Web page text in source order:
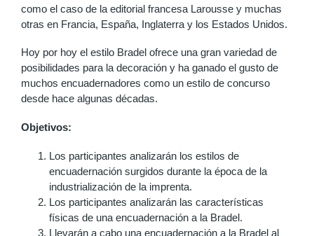
como el caso de la editorial francesa Larousse y muchas
otras en Francia, España, Inglaterra y los Estados Unidos.
Hoy por hoy el estilo Bradel ofrece una gran variedad de
posibilidades para la decoración y ha ganado el gusto de
muchos encuadernadores como un estilo de concurso
desde hace algunas décadas.
Objetivos:
Los participantes analizarán los estilos de
encuadernación surgidos durante la época de la
industrialización de la imprenta.
Los participantes analizarán las características
físicas de una encuadernación a la Bradel.
Llevarán a cabo una encuadernación a la Bradel al